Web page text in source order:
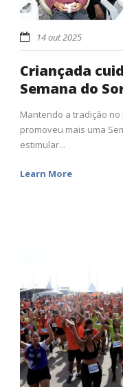
14 out 2025
Criançada
Semana do
Mantendo a tradição no
promoveu mais uma
estimular...
Learn More